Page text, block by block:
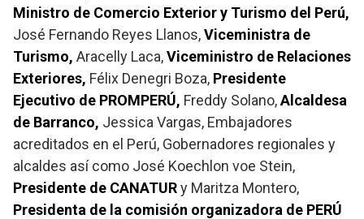
Ministro de Comercio Exterior y Turismo del Perú,
José Fernando Reyes Llanos,Viceministra de
Turismo, Aracelly Laca,Viceministro de Relaciones
Exteriores, Félix Denegri Boza, Presidente
Ejecutivo de PROMPERÚ, Freddy Solano,Alcaldesa
de Barranco, Jessica Vargas, Embajadores
acreditados en el Perú, Gobernadores regionales y
alcaldes así como José Koechlon voe Stein,
Presidente de CANATURy Maritza Montero,
Presidenta de la comisión organizadora de PERÚ